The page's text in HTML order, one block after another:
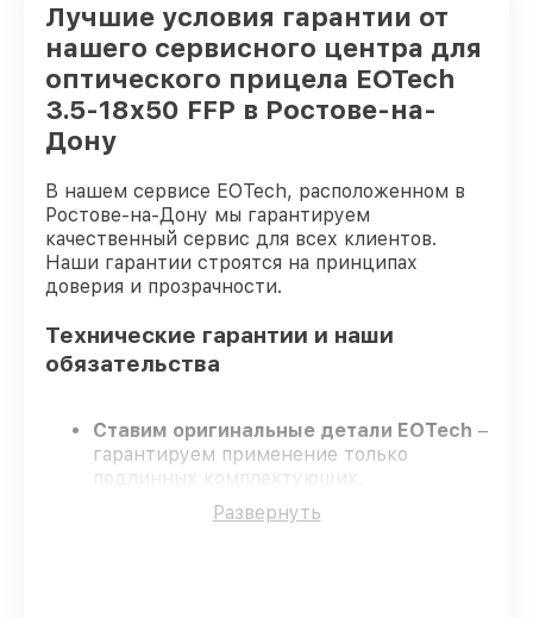
Лучшие условия гарантии от
нашего сервисного центра для
оптического прицела EOTech
3.5-18x50 FFP в Ростове-на-
Дону
В нашем сервисе EOTech, расположенном в
Ростове-на-Дону мы гарантируем
качественный сервис для всех клиентов.
Наши гарантии строятся на принципах
доверия и прозрачности.
Технические гарантии и наши
обязательства
Ставим оригинальные детали EOTech –
гарантируем применение только
подлинных комплектующих.
Опытные мастера
постоянное обучение, что подтверждает
Развернуть